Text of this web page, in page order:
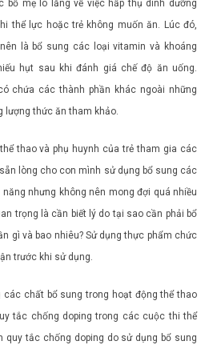
bố mẹ lo lắng về việc hấp thụ dinh dưỡng
thể lực hoặc trẻ không muốn ăn. Lúc đó,
là bổ sung các loại vitamin và khoáng
hụt sau khi đánh giá chế độ ăn uống.
chứa các thành phần khác ngoài những
lượng thức ăn tham khảo.
thao và phụ huynh của trẻ tham gia các
lòng cho con mình sử dụng bổ sung các
nhưng không nên mong đợi quá nhiều
trọng là cần biết lý do tại sao cần phải bổ
gì và bao nhiêu? Sử dụng thực phẩm chức
trước khi sử dụng.
các chất bổ sung trong hoạt động thể thao
tắc chống doping trong các cuộc thi thể
quy tắc chống doping do sử dụng bổ sung